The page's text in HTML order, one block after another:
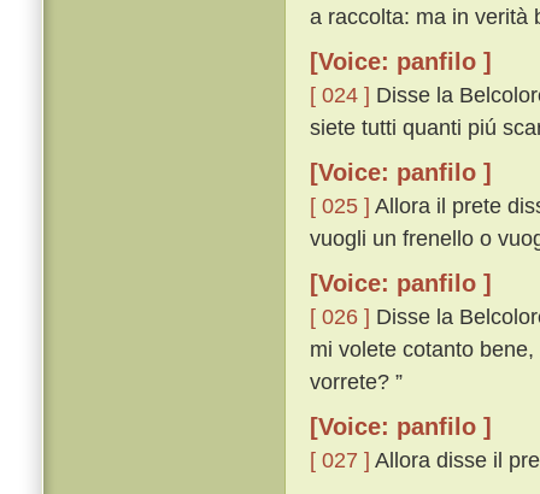
a raccolta: ma in verità
[Voice: panfilo ]
[ 024 ] Disse la
siete tutti quanti piú
[Voice: panfilo ]
[ 025 ] Allora il prete
vuogli un frenello o
[Voice: panfilo ]
[ 026 ] Disse la
mi volete cotanto
vorrete? ”
[Voice: panfilo ]
[ 027 ] Allora disse il